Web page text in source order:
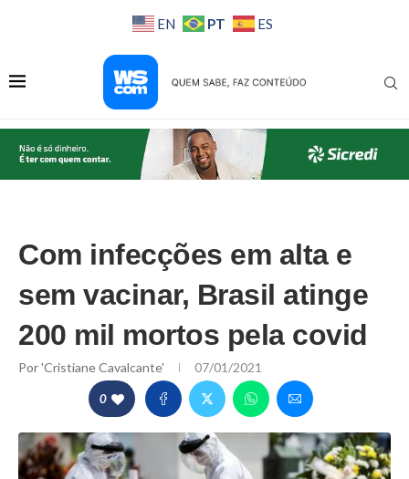
EN PT ES
Com infecções em alta e
sem vacinar, Brasil atinge
200 mil mortos pela covid
Por'Cristiane Cavalcante' 07/01/2021
0